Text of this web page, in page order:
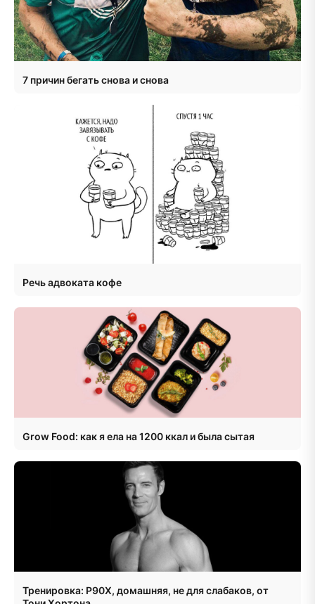
7 причин бегать снова и снова
Речь адвоката кофе
Grow Food: как я ела на 1200 ккал и была сытая
Тренировка: P90X, домашняя, не для слабаков, от